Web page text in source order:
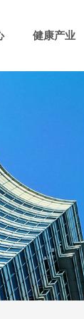
健康产业